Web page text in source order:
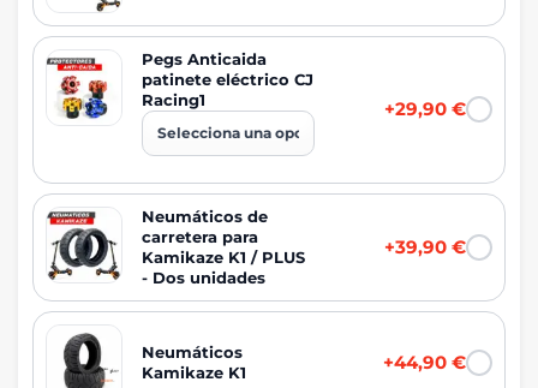
Pegs Anticaida
patinete eléctrico CJ
Racing1
+29,90 €
Neumáticos de
carretera para
Kamikaze K1 / PLUS
- Dos unidades
+39,90 €
Neumáticos
Kamikaze K1
+44,90 €